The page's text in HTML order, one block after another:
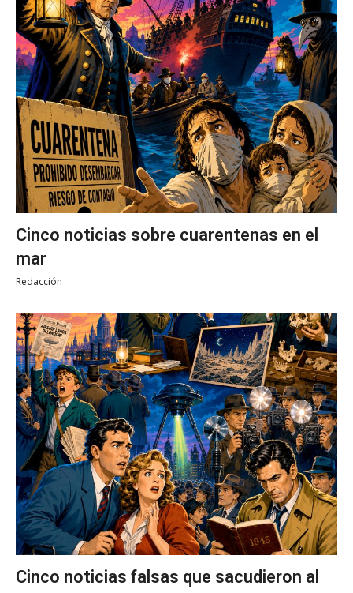
Cinco noticias sobre cuarentenas en el
mar
Redacción
Cinco noticias falsas que sacudieron al